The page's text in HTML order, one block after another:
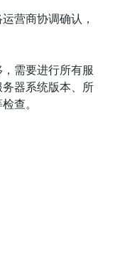
营商协调确认，
需要进行所有服
器系统版本、所
查。